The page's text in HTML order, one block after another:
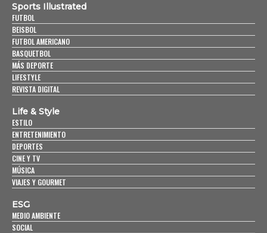
Sports Illustrated
FUTBOL
BEISBOL
FUTBOL AMERICANO
BASQUETBOL
MÁS DEPORTE
LIFESTYLE
REVISTA DIGITAL
Life & Style
ESTILO
ENTRETENIMIENTO
DEPORTES
CINE Y TV
MÚSICA
VIAJES Y GOURMET
ESG
MEDIO AMBIENTE
SOCIAL